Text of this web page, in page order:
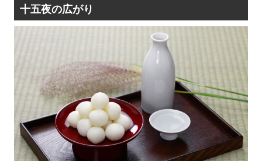
十五夜の広がり